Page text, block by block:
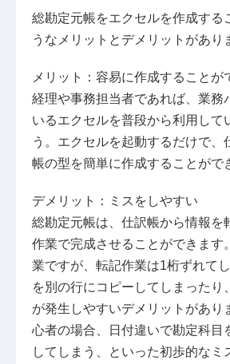
総勘定元帳をエクセルを作成する
うなメリットとデメリットがあり
メリット：容易に作成することが
経理や事務担当者であれば、業務
いるエクセルを普段から利用して
う。エクセルを起動するだけで、
帳の型を簡単に作成することがで
デメリット：ミスをしやすい
総勘定元帳は、仕訳帳から情報を
作業で完成させることができます
業ですが、転記作業は1桁ずれて
を別の行にコピーしてしまったり
が発生しやすいデメリットがあり
心者の場合、日付違いで勘定科目
してしまう、といった初歩的なミ